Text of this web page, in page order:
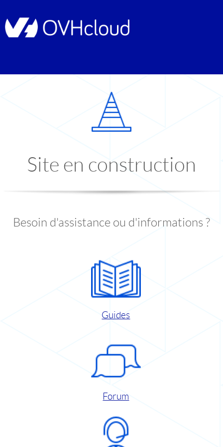
Site en construction
Besoin d'assistance ou d'informations ?
Guides
Forum